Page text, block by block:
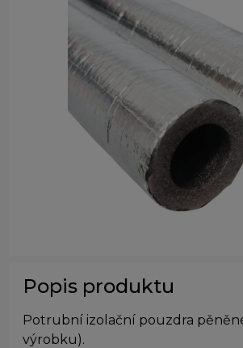
Popis produktu
Potrubní izolační pouzdra
výrobku).